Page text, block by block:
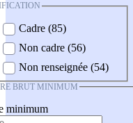
Cadre (85)
Non cadre (56)
Non renseignée (54)
BRUT MINIMUM
minimum